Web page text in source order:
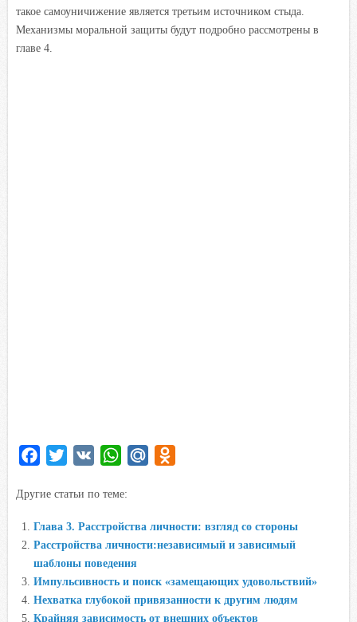
такое самоуничижение является третьим источником стыда.
Механизмы моральной защиты будут подробно рассмотрены в
главе 4.
c
o
o
k
i
e
r
W
a
A
p
p
u
a
s
Другие статьи по теме:
Глава 3. Расстройства личности: взгляд со стороны
Расстройства личности:независимый и зависимый
шаблоны поведения
Импульсивность и поиск «замещающих удовольствий»
Нехватка глубокой привязанности к другим людям
Крайняя зависимость от внешних объектов